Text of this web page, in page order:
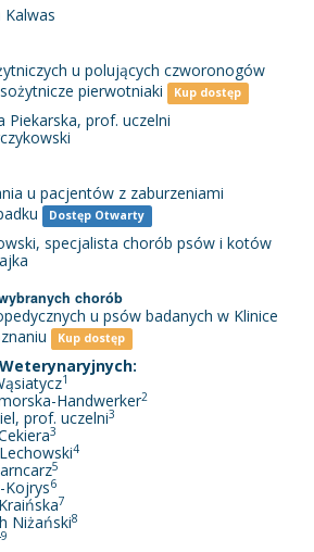
u polujących czworonogów
pierwotniaki
Kup dostęp
Piekarska, prof. uczelni
u pacjentów z zaburzeniami
Dostęp Otwarty
specjalista chorób psów i kotów
chorób
u psów badanych w Klinice
Kup dostęp
1
Handwerker2
prof. uczelni3
3
4
5
Kojrys6
7
Niżański8
9